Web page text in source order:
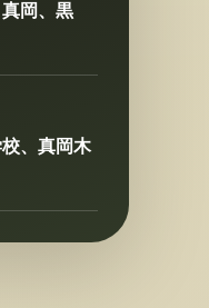
岡、黒
、真岡木